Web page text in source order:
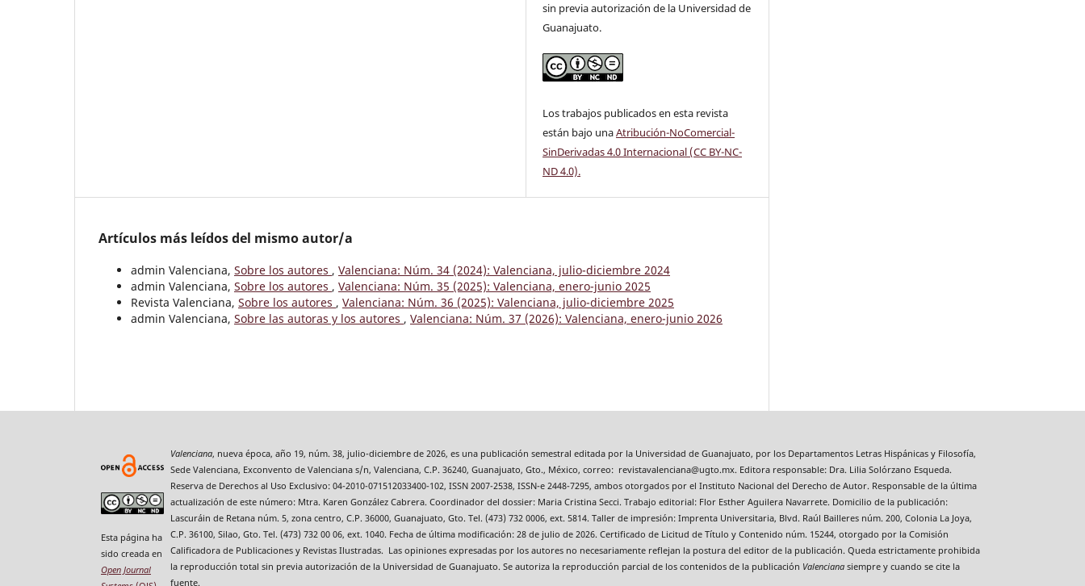
sin previa autorización de la Universidad de
Guanajuato.
Los trabajos publicados en esta revista
están bajo unaAtribución-NoComercial-
SinDerivadas 4.0 Internacional (CC BY-NC-
ND 4.0).
Artículos más leídos del mismo autor/a
admin Valenciana, Sobre los autores , Valenciana: Núm. 34 (2024): Valenciana, julio-diciembre 2024
admin Valenciana, Sobre los autores , Valenciana: Núm. 35 (2025): Valenciana, enero-junio 2025
Revista Valenciana, Sobre los autores , Valenciana: Núm. 36 (2025): Valenciana, julio-diciembre 2025
admin Valenciana, Sobre las autoras y los autores , Valenciana: Núm. 37 (2026): Valenciana, enero-junio 2026
Esta página ha
sido creada en
Open Journal
Valenciana, nueva época, año 19, núm. 38, julio-diciembre de 2026, es una publicación semestral editada por la Universidad de Guanajuato, por los Departamentos Letras Hispánicas y Filosofía,
Sede Valenciana, Exconvento de Valenciana s/n, Valenciana, C.P. 36240, Guanajuato, Gto., México, correo: revistavalenciana@ugto.mx. Editora responsable: Dra. Lilia Solórzano Esqueda.
Reserva de Derechos al Uso Exclusivo: 04-2010-071512033400-102, ISSN 2007-2538, ISSN-e 2448-7295, ambos otorgados por el Instituto Nacional del Derecho de Autor. Responsable de la última
actualización de este número: Mtra. Karen González Cabrera. Coordinador del dossier: Maria Cristina Secci. Trabajo editorial: Flor Esther Aguilera Navarrete. Domicilio de la publicación:
Lascuráin de Retana núm. 5, zona centro, C.P. 36000, Guanajuato, Gto. Tel. (473) 732 0006, ext. 5814. Taller de impresión: Imprenta Universitaria, Blvd. Raúl Bailleres núm. 200, Colonia La Joya,
C.P. 36100, Silao, Gto. Tel. (473) 732 00 06, ext. 1040. Fecha de última modificación: 28 de julio de 2026. Certificado de Licitud de Título y Contenido núm. 15244, otorgado por la Comisión
Calificadora de Publicaciones y Revistas Ilustradas. Las opiniones expresadas por los autores no necesariamente reflejan la postura del editor de la publicación. Queda estrictamente prohibida
la reproducción total sin previa autorización de la Universidad de Guanajuato. Se autoriza la reproducción parcial de los contenidos de la publicación Valenciana siempre y cuando se cite la
fuente.